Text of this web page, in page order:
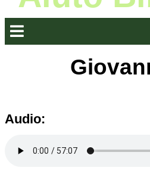
Audio: